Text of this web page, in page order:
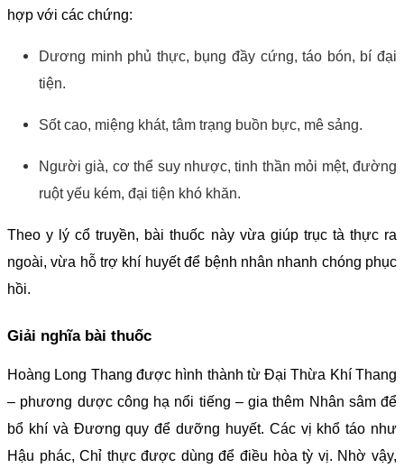
hợp với các chứng:
Dương minh phủ thực, bụng đầy cứng, táo bón, bí đại
tiện.
Sốt cao, miệng khát, tâm trạng buồn bực, mê sảng.
Người già, cơ thể suy nhược, tinh thần mỏi mệt, đường
ruột yếu kém, đại tiện khó khăn.
Theo y lý cổ truyền, bài thuốc này vừa giúp trục tà thực ra
ngoài, vừa hỗ trợ khí huyết để bệnh nhân nhanh chóng phục
hồi.
Giải nghĩa bài thuốc
Hoàng Long Thang được hình thành từ Đại Thừa Khí Thang
– phương dược công hạ nổi tiếng – gia thêm Nhân sâm để
bổ khí và Đương quy để dưỡng huyết. Các vị khổ táo như
Hậu phác, Chỉ thực được dùng để điều hòa tỳ vị. Nhờ vậy,